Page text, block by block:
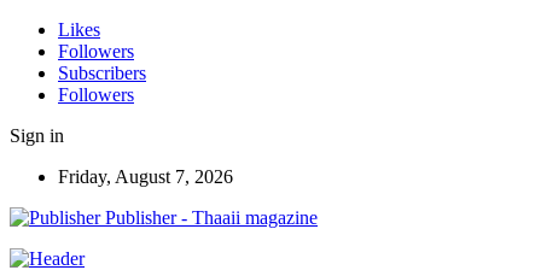
Likes
Followers
Subscribers
Followers
Sign in
Friday, August 7, 2026
Publisher - Thaaii magazine